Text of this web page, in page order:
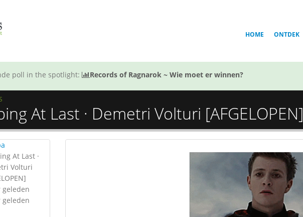
HOME ONTDEK
poll in the spotlight: Records of Ragnarok ~ Wie moet er winnen?
At Last · Demetri Volturi [AFGELOPEN]
At Last ·
Volturi
geleden
geleden